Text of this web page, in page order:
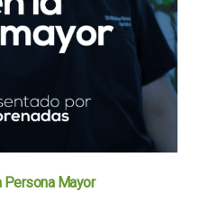
Persona Mayor